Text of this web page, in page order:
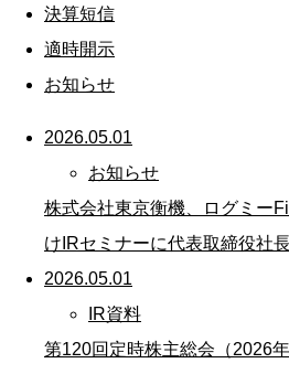
決算短信
適時開示
お知らせ
2026.05.01
お知らせ
株式会社東京衡機、ログミー
けIRセミナーに代表取締役社
2026.05.01
IR資料
第120回定時株主総会（2026